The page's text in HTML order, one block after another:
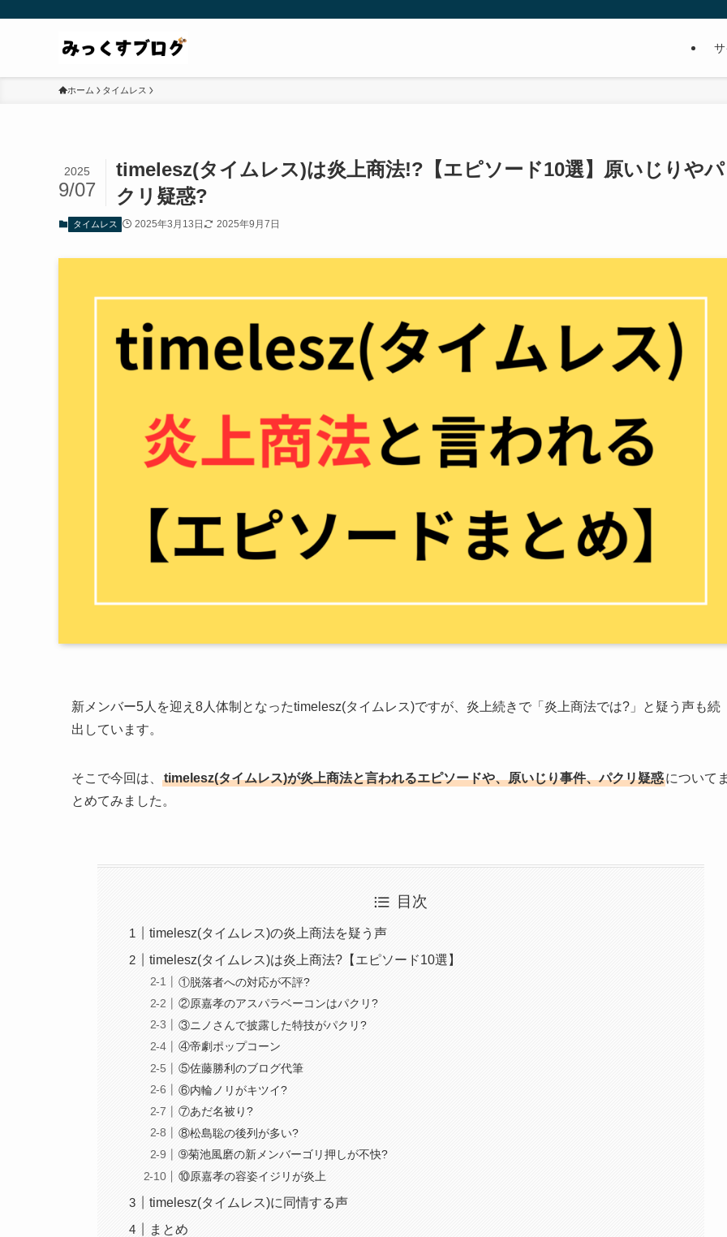
ホーム タイムレス
timelesz(タイムレス)は炎上商法!?【エピソード10選】原いじりやパ
クリ疑惑?
2025
9/07
タイムレス 2025年3月13日 2025年9月7日
新メンバー5人を迎え8人体制となったtimelesz(タイムレス)ですが、炎上続きで「炎上商法では?」と疑う声も続
出しています。
そこで今回は、 timelesz(タイムレス)が炎上商法と言われるエピソードや、原いじり事件、パクリ疑惑について
とめてみました。
目次
timelesz(タイムレス)の炎上商法を疑う声
timelesz(タイムレス)は炎上商法?【エピソード10選】
①脱落者への対応が不評?
②原嘉孝のアスパラベーコンはパクリ?
③ニノさんで披露した特技がパクリ?
④帝劇ポップコーン
⑤佐藤勝利のブログ代筆
⑥内輪ノリがキツイ?
⑦あだ名被り?
⑧松島聡の後列が多い?
➈菊池風磨の新メンバーゴリ押しが不快?
⑩原嘉孝の容姿イジリが炎上
timelesz(タイムレス)に同情する声
まとめ